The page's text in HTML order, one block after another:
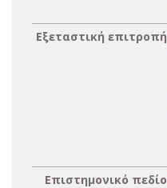
Εξεταστική επιτροπή
Επιστημονικό πεδίο